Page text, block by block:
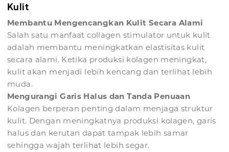
Kulit
Membantu Mengencangkan Kulit Secara Alami
Salah satu manfaat collagen stimulator untuk kulit
adalah membantu meningkatkan elastisitas kulit
secara alami. Ketika produksi kolagen meningkat,
kulit akan menjadi lebih kencang dan terlihat lebih
muda.
Mengurangi Garis Halus dan Tanda Penuaan
Kolagen berperan penting dalam menjaga struktur
kulit. Dengan meningkatnya produksi kolagen, garis
halus dan kerutan dapat tampak lebih samar
sehingga wajah terlihat lebih segar.